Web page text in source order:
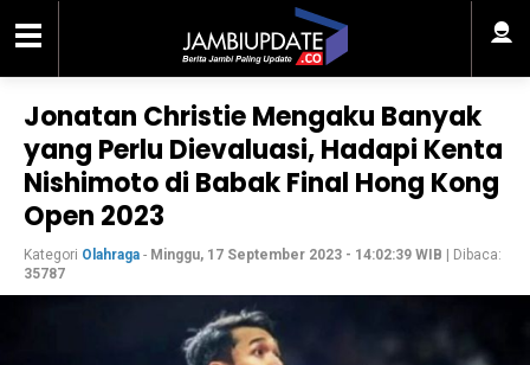
Jonatan Christie Mengaku Banyak
yang Perlu Dievaluasi, Hadapi Kenta
Nishimoto di Babak Final Hong Kong
Open 2023
Kategori Olahraga - Minggu, 17 September 2023 - 14:02:39 WIB | Dibaca:
35787